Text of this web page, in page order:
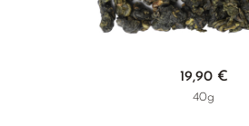
EMPFEHLUNGEN
GELBER TEE
NACH SORTE
MATE TEE
SELTENE INCENCES19,90 €
40g